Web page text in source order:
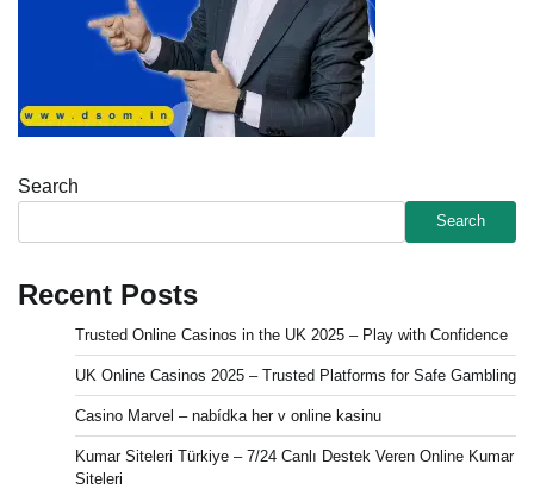
Search
Search
Recent Posts
Trusted Online Casinos in the UK 2025 – Play with Confidence
UK Online Casinos 2025 – Trusted Platforms for Safe Gambling
Casino Marvel – nabídka her v online kasinu
Kumar Siteleri Türkiye – 7/24 Canlı Destek Veren Online Kumar
Siteleri